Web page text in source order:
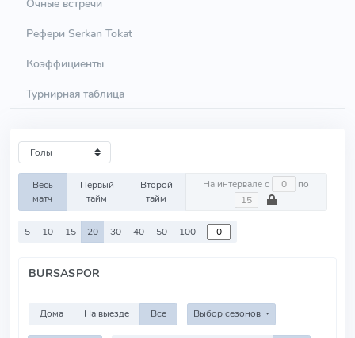
Очные встречи
Рефери Serkan Tokat
Коэффициенты
Турнирная таблица
Весь
матч
Первый
тайм
Второй
тайм
На интервале с по
5 10 15 20 30 40 50 100
BURSASPOR
Дома На выезде Все Выбор сезонов